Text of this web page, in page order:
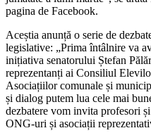
pagina de Facebook.
Aceștia anunță o serie de
legislative: „Prima întâlnire va
inițiativa senatorului Ștefan
reprezentanți ai Consiliul
Asociațiilor comunale și
și dialog putem lua cele mai
dezbatere vom invita profesori
ONG-uri și asociații